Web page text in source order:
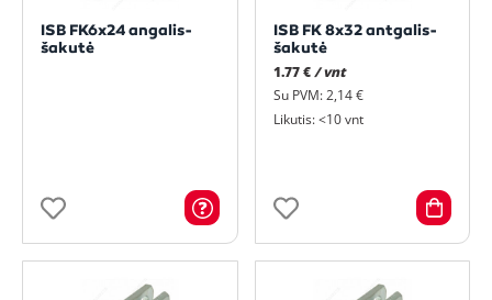
ISB FK6x24 angalis-
šakutė
ISB FK 8x32 antgalis-
šakutė
1.77 € / vnt
Su PVM: 2,14 €
Likutis: <10 vnt